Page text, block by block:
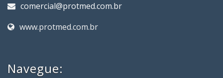
comercial@protmed.com.br
www.protmed.com.br
Navegue: